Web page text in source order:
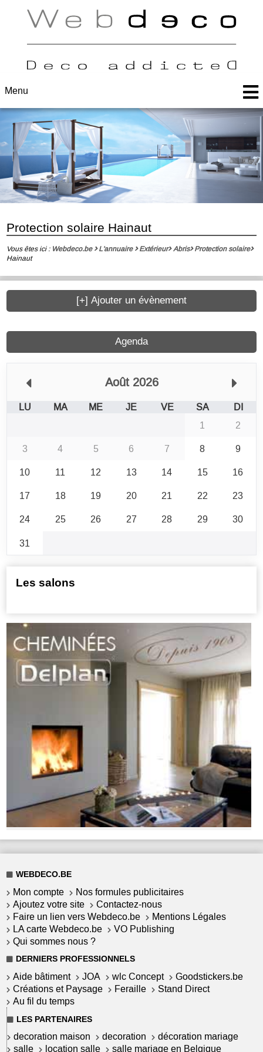
Menu
Protection solaire Hainaut
Vous êtes ici : Webdeco.be L'annuaire Extérieur Abris Protection solaire
Hainaut
Agenda
Août 2026
LU MA ME JE VE SA
DI
1
2
3
4 5 6 7 8
9
10
11 12 13 14 15
16
17
18 19 20 21 22
23
24
25 26 27 28 29
30
31
[+] Ajouter un évènement
Les salons
WEBDECO.BE
Mon compte
Nos formules publicitaires
Ajoutez votre site
Contactez-nous
Faire un lien vers Webdeco.be
Mentions Légales
LA carte Webdeco.be
VO Publishing
Qui sommes nous ?
DERNIERS PROFESSIONNELS
Aide bâtiment JOA wlc Concept
Goodstickers.be
Créations et Paysage
Feraille
Stand Direct
Au fil du temps
LES PARTENAIRES
decoration maison decoration
décoration mariage
salle
location salle salle mariage en Belgique